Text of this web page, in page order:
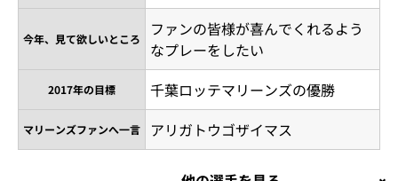
今年、見て欲しいところ
ファンの皆様が喜んでくれるよう
なプレーをしたい
2017年の目標 千葉ロッテマリーンズの優勝
マリーンズファンへ一言 アリガトウゴザイマス